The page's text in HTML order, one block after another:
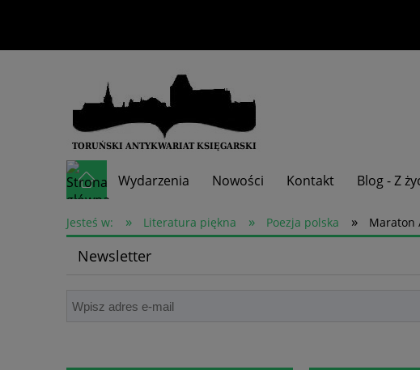
Wydarzenia Nowości Kontakt Blog - Z
Skup książek
Jesteś w: » Literatura piękna » Poezja polska » Maraton
Newsletter